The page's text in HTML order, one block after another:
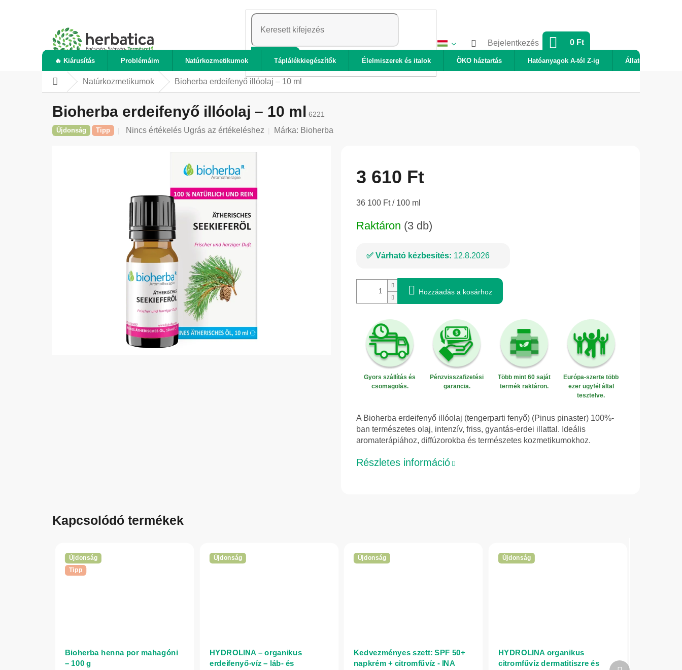
KERESÉS
Bejelentkezés KOSÁR
0 Ft
🔥 Kiárusítás Problémáim Natúrkozmetikumok Táplálékkiegészítők Élelmiszerek és italok ÖKO háztartás Hatóanyagok A-tól Z-ig Állatok
KezdőlapNatúrkozmetikumok Bioherba erdeifenyő illóolaj – 10 ml
Bioherba erdeifenyő illóolaj – 10 ml 6221
Újdonság Tipp
A
0,0
csillag.
Nincs értékelés Ugrás az értékeléshez Márka: Bioherba
3 610 Ft
Egységár:
36 100 Ft / 100 ml
Raktáron (3 db)
Várható kézbesítés: 12.8.2026
Hozzáadás a kosárhoz
Gyors szállítás és
csomagolás.
Pénzvisszafizetési
garancia.
Több mint 60 saját
termék raktáron.
Európa-szerte több
ezer ügyfél által
tesztelve.
A Bioherba erdeifenyő illóolaj (tengerparti fenyő) (Pinus pinaster) 100%-
ban természetes olaj, intenzív, friss, gyantás-erdei illattal. Ideális
aromaterápiához, diffúzorokba és természetes kozmetikumokhoz.
Részletes információ
Kapcsolódó termékek
Újdonság
Tipp
Bioherba henna por mahagóni
– 100 g
Újdonság
HYDROLINA – organikus
erdeifenyő-víz – láb- és
Újdonság
Kedvezményes szett: SPF 50+
napkrém + citromfűvíz - INA
Újdonság
HYDROLINA organikus
citromfűvíz dermatitiszre és
Következő